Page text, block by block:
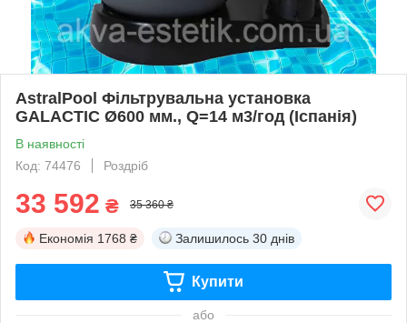
AstralPool Фільтрувальна установка
GALACTIC Ø600 мм., Q=14 м3/год (Іспанія)
В наявності
Код: 74476
Роздріб
33 592 ₴ 35 360 ₴
Економія 1768 ₴ Залишилось 30 днів
Купити
або